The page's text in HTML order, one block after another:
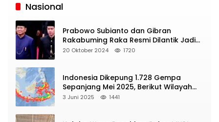
Nasional
Prabowo Subianto dan Gibran
Rakabuming Raka Resmi Dilantik Jadi
Presiden dan Wapres RI
20 Oktober 2024 1720
Indonesia Dikepung 1.728 Gempa
Sepanjang Mei 2025, Berikut Wilayah
Yang Intens Diguncang!
3 Juni 2025 1441